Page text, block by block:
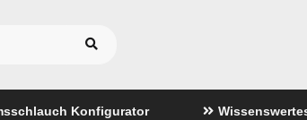
Konfigurator